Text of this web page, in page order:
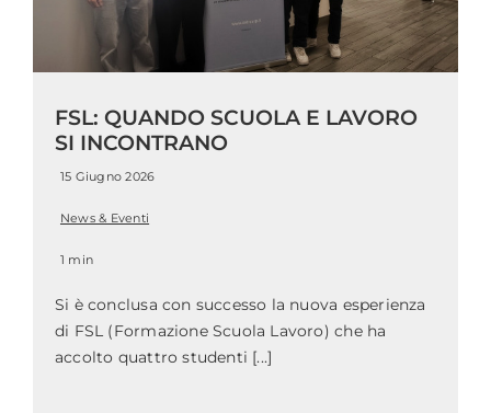
FSL: QUANDO SCUOLA E LAVORO
SI INCONTRANO
15 Giugno 2026
News & Eventi
1 min
Si è conclusa con successo la nuova esperienza
di FSL (Formazione Scuola Lavoro) che ha
accolto quattro studenti [...]